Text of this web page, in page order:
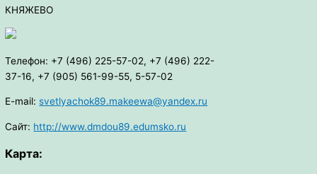
КНЯЖЕВО
Телефон: +7 (496) 225-57-02, +7 (496) 222-
37-16, +7 (905) 561-99-55, 5-57-02
E-mail:svetlyachok89.makeewa@yandex.ru
Сайт: http://www.dmdou89.edumsko.ru
Карта: